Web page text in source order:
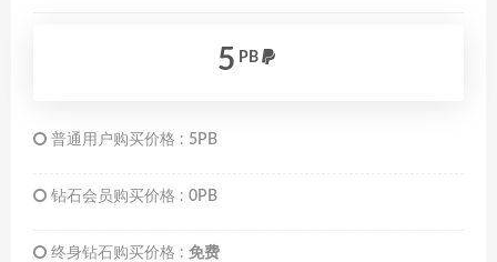
5 PB
普通用户购买价格 : 5PB
钻石会员购买价格 : 0PB
终身钻石购买价格 : 免费